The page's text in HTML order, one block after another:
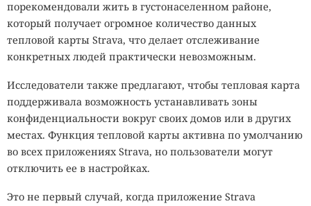
порекомендовали жить в густонаселенном районе,
который получает огромное количество данных
тепловой карты Strava, что делает отслеживание
конкретных людей практически невозможным.
Исследователи также предлагают, чтобы тепловая карта
поддерживала возможность устанавливать зоны
конфиденциальности вокруг своих домов или в других
местах. Функция тепловой карты активна по умолчанию
во всех приложениях Strava, но пользователи могут
отключить ее в настройках.
Это не первый случай, когда приложение Strava